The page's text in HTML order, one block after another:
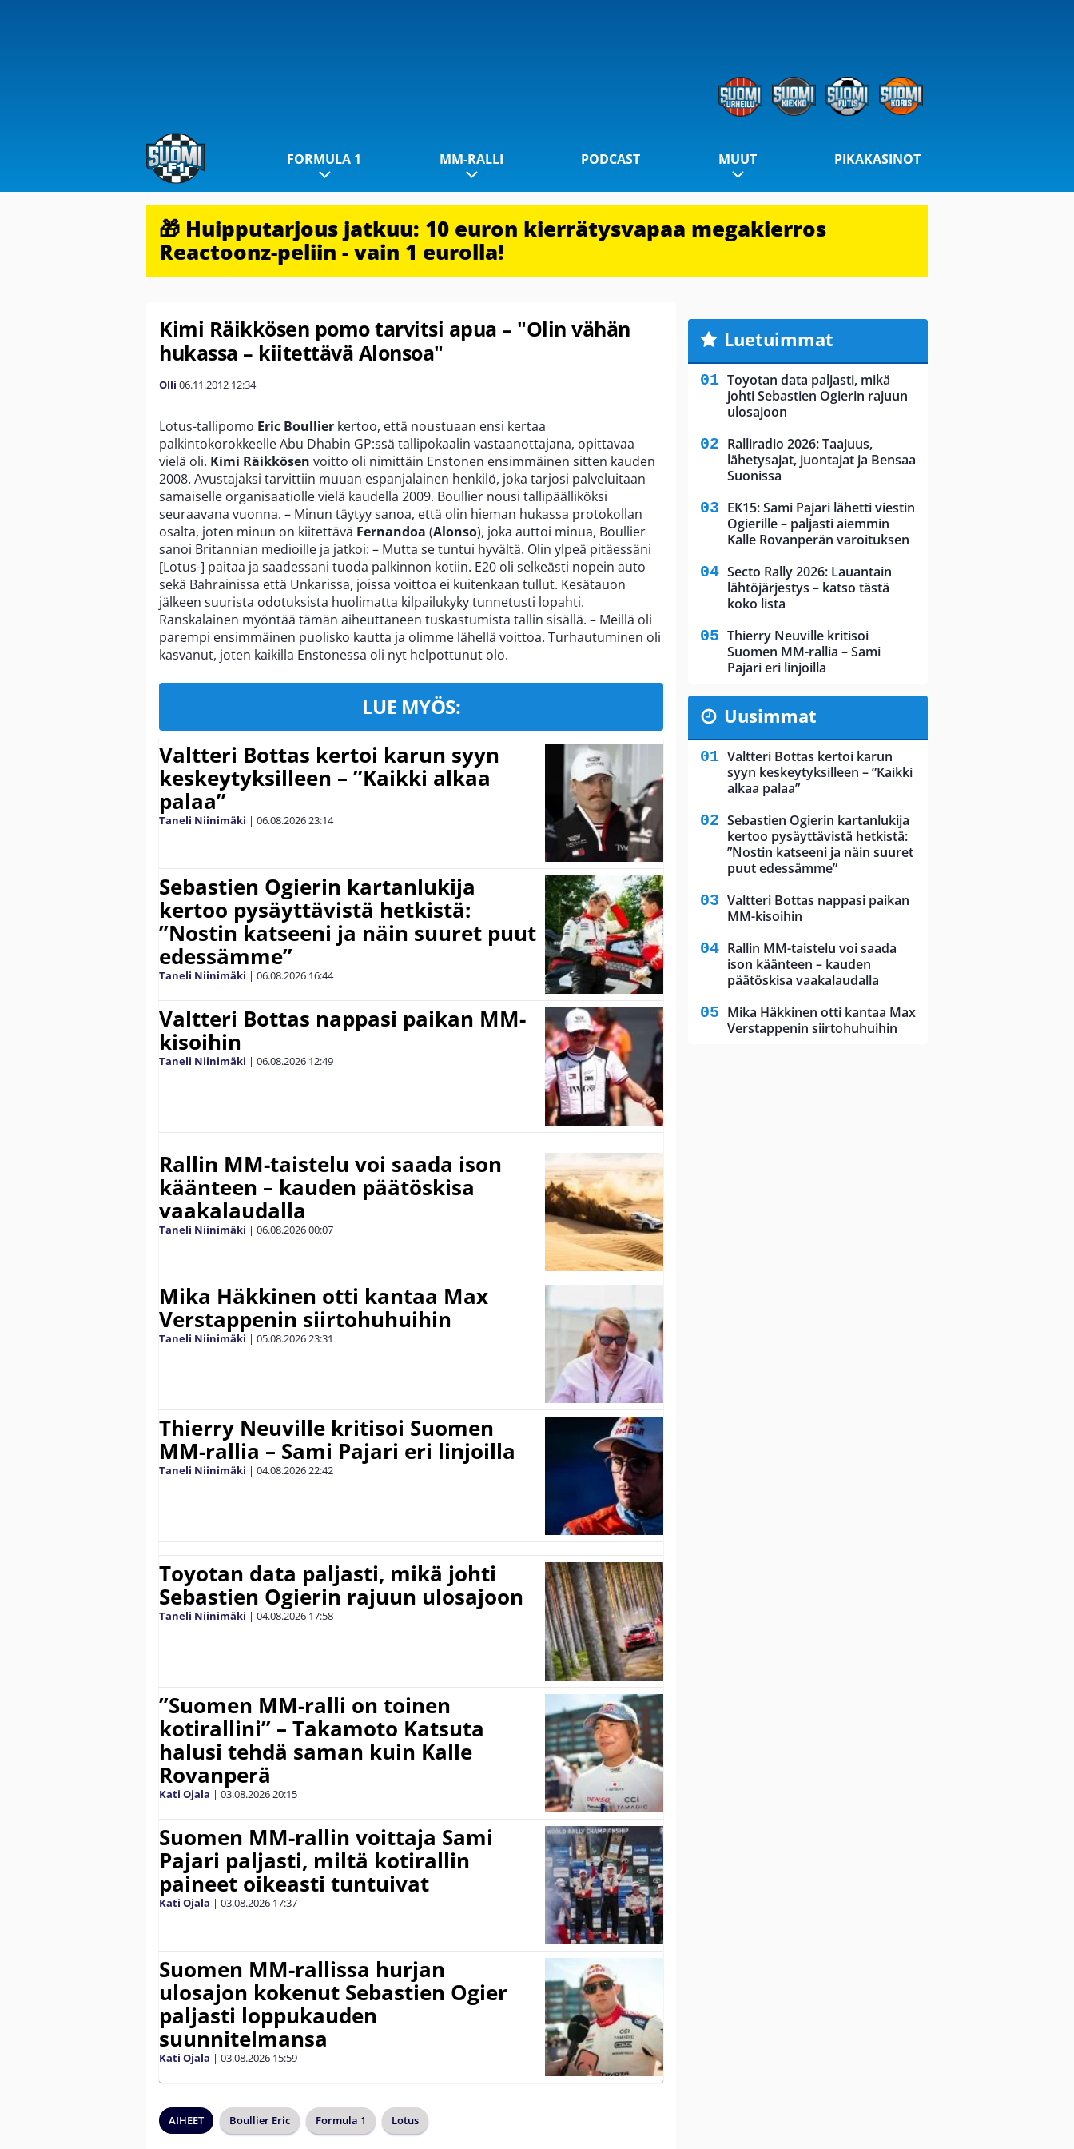
FORMULA 1 MM-RALLI PODCAST MUUT PIKAKASINOT
🎁 Huipputarjous jatkuu: 10 euron kierrätysvapaa megakierros
Reactoonz-peliin - vain 1 eurolla!
Kimi Räikkösen pomo tarvitsi apua – "Olin vähän
hukassa – kiitettävä Alonsoa"
Olli 06.11.2012 12:34
Lotus-tallipomo Eric Boullier kertoo, että noustuaan ensi kertaa
palkintokorokkeelle Abu Dhabin GP:ssä tallipokaalin vastaanottajana, opittavaa
vielä oli. Kimi Räikkösen voitto oli nimittäin Enstonen ensimmäinen sitten kauden
2008. Avustajaksi tarvittiin muuan espanjalainen henkilö, joka tarjosi palveluitaan
samaiselle organisaatiolle vielä kaudella 2009. Boullier nousi tallipäälliköksi
seuraavana vuonna. – Minun täytyy sanoa, että olin hieman hukassa protokollan
osalta, joten minun on kiitettävä Fernandoa (Alonso), joka auttoi minua, Boullier
sanoi Britannian medioille ja jatkoi: – Mutta se tuntui hyvältä. Olin ylpeä pitäessäni
[Lotus-] paitaa ja saadessani tuoda palkinnon kotiin. E20 oli selkeästi nopein auto
sekä Bahrainissa että Unkarissa, joissa voittoa ei kuitenkaan tullut. Kesätauon
jälkeen suurista odotuksista huolimatta kilpailukyky tunnetusti lopahti.
Ranskalainen myöntää tämän aiheuttaneen tuskastumista tallin sisällä. – Meillä oli
parempi ensimmäinen puolisko kautta ja olimme lähellä voittoa. Turhautuminen oli
kasvanut, joten kaikilla Enstonessa oli nyt helpottunut olo.
LUE MYÖS:
Valtteri Bottas kertoi karun syyn
keskeytyksilleen – ”Kaikki alkaa
palaa”
Taneli Niinimäki | 06.08.202623:14
Sebastien Ogierin kartanlukija
kertoo pysäyttävistä hetkistä:
”Nostin katseeni ja näin suuret puut
edessämme”
Taneli Niinimäki | 06.08.2026 16:44
Valtteri Bottas nappasi paikan MM-
kisoihin
Taneli Niinimäki | 06.08.2026 12:49
Rallin MM-taistelu voi saada ison
käänteen – kauden päätöskisa
vaakalaudalla
Taneli Niinimäki | 06.08.202600:07
Mika Häkkinen otti kantaa Max
Verstappenin siirtohuhuihin
Taneli Niinimäki | 05.08.202623:31
Thierry Neuville kritisoi Suomen
MM-rallia – Sami Pajari eri linjoilla
Taneli Niinimäki | 04.08.202622:42
Toyotan data paljasti, mikä johti
Sebastien Ogierin rajuun ulosajoon
Taneli Niinimäki | 04.08.2026 17:58
”Suomen MM-ralli on toinen
kotirallini” – Takamoto Katsuta
halusi tehdä saman kuin Kalle
Rovanperä
Kati Ojala | 03.08.202620:15
Suomen MM-rallin voittaja Sami
Pajari paljasti, miltä kotirallin
paineet oikeasti tuntuivat
Kati Ojala | 03.08.2026 17:37
Suomen MM-rallissa hurjan
ulosajon kokenut Sebastien Ogier
paljasti loppukauden
suunnitelmansa
Kati Ojala | 03.08.2026 15:59
AIHEET Boullier Eric Formula 1 Lotus
Luetuimmat
Toyotan data paljasti, mikä
johti Sebastien Ogierin rajuun
ulosajoon
Ralliradio 2026: Taajuus,
lähetysajat, juontajat ja Bensaa
Suonissa
EK15: Sami Pajari lähetti viestin
Ogierille – paljasti aiemmin
Kalle Rovanperän varoituksen
Secto Rally 2026: Lauantain
lähtöjärjestys – katso tästä
koko lista
Thierry Neuville kritisoi
Suomen MM-rallia – Sami
Pajari eri linjoilla
Uusimmat
Valtteri Bottas kertoi karun
syyn keskeytyksilleen – ”Kaikki
alkaa palaa”
Sebastien Ogierin kartanlukija
kertoo pysäyttävistä hetkistä:
”Nostin katseeni ja näin suuret
puut edessämme”
Valtteri Bottas nappasi paikan
MM-kisoihin
Rallin MM-taistelu voi saada
ison käänteen – kauden
päätöskisa vaakalaudalla
Mika Häkkinen otti kantaa Max
Verstappenin siirtohuhuihin